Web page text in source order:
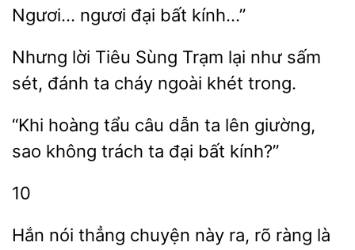
ngươi đại
kính…”
Nhưng
Sùng Trạm lại như sấm
sét, đánh ta cháy
khét trong.
“Khi hoàng câu dẫn
lên giường,
không trách ta đại bất kính?”
10
nói thẳng này ra,
ràng là